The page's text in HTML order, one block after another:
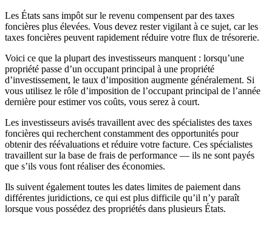
Les États sans impôt sur le revenu compensent par des taxes
foncières plus élevées. Vous devez rester vigilant à ce sujet, car les
taxes foncières peuvent rapidement réduire votre flux de trésorerie.
Voici ce que la plupart des investisseurs manquent : lorsqu’une
propriété passe d’un occupant principal à une propriété
d’investissement, le taux d’imposition augmente généralement. Si
vous utilisez le rôle d’imposition de l’occupant principal de l’année
dernière pour estimer vos coûts, vous serez à court.
Les investisseurs avisés travaillent avec des spécialistes des taxes
foncières qui recherchent constamment des opportunités pour
obtenir des réévaluations et réduire votre facture. Ces spécialistes
travaillent sur la base de frais de performance — ils ne sont payés
que s’ils vous font réaliser des économies.
Ils suivent également toutes les dates limites de paiement dans
différentes juridictions, ce qui est plus difficile qu’il n’y paraît
lorsque vous possédez des propriétés dans plusieurs États.